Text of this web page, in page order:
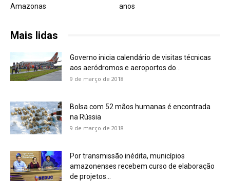
Amazonas
anos
Mais lidas
Governo inicia calendário de visitas técnicas
aos aeródromos e aeroportos do...
9 de março de 2018
Bolsa com 52 mãos humanas é encontrada
na Rússia
9 de março de 2018
Por transmissão inédita, municípios
amazonenses recebem curso de elaboração
de projetos...